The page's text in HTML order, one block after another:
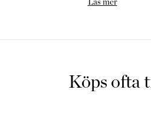
hyllning till
Doft: Citrus
Läs mer
Köps ofta